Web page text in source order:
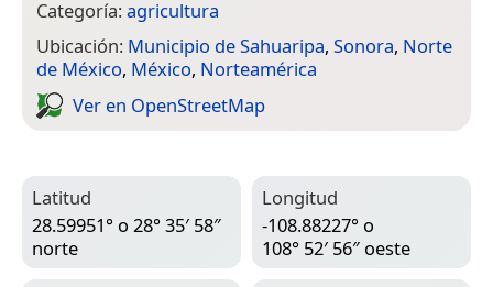
Categoría:agricultura
Ubicación: Municipio de Sahuaripa, Sonora, Norte
de México, México, Norteamérica
Ver en Open­Street­Map
Latitud
28.59951° o 28° 35′ 58″
norte
Longitud
-108.88227° o
108° 52′ 56″ oeste